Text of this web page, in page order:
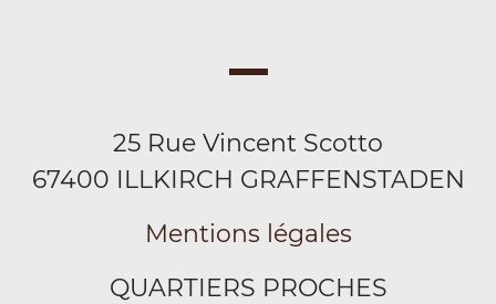
25 Rue Vincent Scotto
67400 ILLKIRCH GRAFFENSTADEN
Mentions légales
QUARTIERS PROCHES